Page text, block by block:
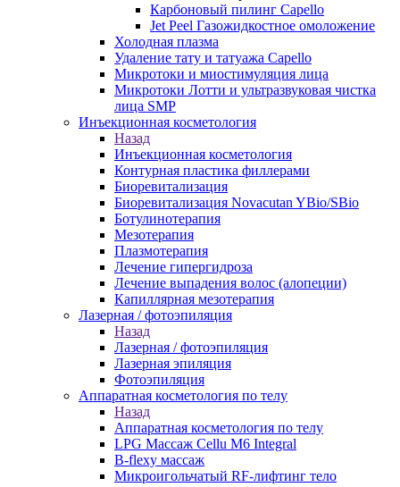
Карбоновый пилинг Capello
Jet Peel Газожидкостное омоложение
Холодная плазма
Удаление тату и татуажа Capello
Микротоки и миостимуляция лица
Микротоки Лотти и ультразвуковая чистка
лица SMP
Инъекционная косметология
Назад
Инъекционная косметология
Контурная пластика филлерами
Биоревитализация
Биоревитализация Novacutan YBio/SBio
Ботулинотерапия
Мезотерапия
Плазмотерапия
Лечение гипергидроза
Лечение выпадения волос (алопеции)
Капиллярная мезотерапия
Лазерная / фотоэпиляция
Назад
Лазерная / фотоэпиляция
Лазерная эпиляция
Фотоэпиляция
Аппаратная косметология по телу
Назад
Аппаратная косметология по телу
LPG Массаж Cellu M6 Integral
B-flexy массаж
Микроигольчатый RF-лифтинг тело